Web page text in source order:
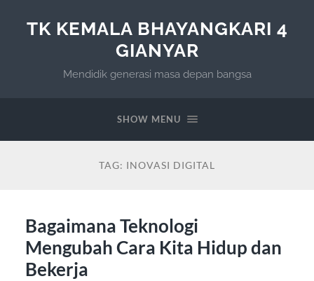
TK KEMALA BHAYANGKARI 4
GIANYAR
Mendidik generasi masa depan bangsa
SHOW MENU
TAG: INOVASI DIGITAL
Bagaimana Teknologi
Mengubah Cara Kita Hidup dan
Bekerja